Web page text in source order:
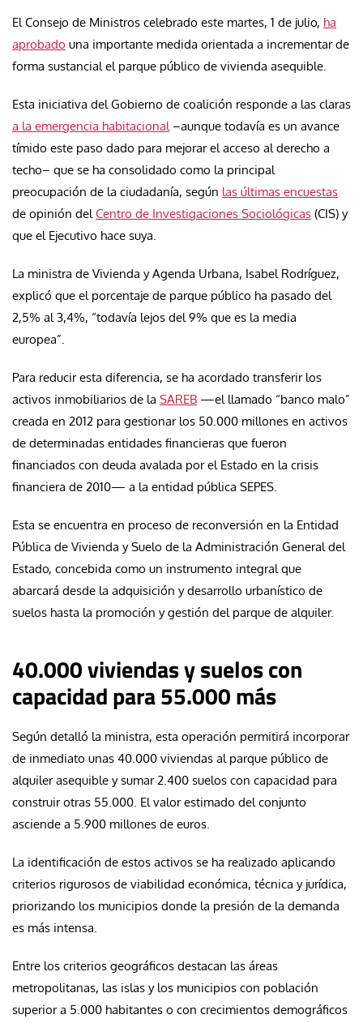
El Consejo de Ministros celebrado este martes, 1 de julio, ha
aprobado una importante medida orientada a incrementar de
forma sustancial el parque público de vivienda asequible.
Esta iniciativa del Gobierno de coalición responde a las claras
a la emergencia habitacional–aunque todavía es un avance
tímido este paso dado para mejorar el acceso al derecho a
techo– que se ha consolidado como la principal
preocupación de la ciudadanía, según las últimas encuestas
de opinión delCentro de Investigaciones Sociológicas (CIS) y
que el Ejecutivo hace suya.
La ministra de Vivienda y Agenda Urbana, Isabel Rodríguez,
explicó que el porcentaje de parque público ha pasado del
2,5% al 3,4%, “todavía lejos del 9% que es la media
europea”.
Para reducir esta diferencia, se ha acordado transferir los
activos inmobiliarios de la SAREB —el llamado “banco malo”
creada en 2012 para gestionar los 50.000 millones en activos
de determinadas entidades financieras que fueron
financiados con deuda avalada por el Estado en la crisis
financiera de 2010— a la entidad pública SEPES.
Esta se encuentra en proceso de reconversión en la Entidad
Pública de Vivienda y Suelo de la Administración General del
Estado, concebida como un instrumento integral que
abarcará desde la adquisición y desarrollo urbanístico de
suelos hasta la promoción y gestión del parque de alquiler.
40.000 viviendas y suelos con
capacidad para 55.000 más
Según detalló la ministra, esta operación permitirá incorporar
de inmediato unas 40.000 viviendas al parque público de
alquiler asequible y sumar 2.400 suelos con capacidad para
construir otras 55.000. El valor estimado del conjunto
asciende a 5.900 millones de euros.
La identificación de estos activos se ha realizado aplicando
criterios rigurosos de viabilidad económica, técnica y jurídica,
priorizando los municipios donde la presión de la demanda
es más intensa.
Entre los criterios geográficos destacan las áreas
metropolitanas, las islas y los municipios con población
superior a 5.000 habitantes o con crecimientos demográficos